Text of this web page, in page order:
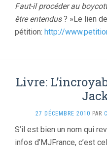
Faut-il procéder au
être entendus? »Le lien
pétition: http://
Livre:
27 DÉCEMBRE 2010 PAR
S’il est bien un nom qui
infos d’MJFrance, c’est